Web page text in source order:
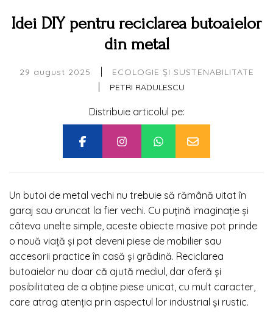
Idei DIY pentru reciclarea butoaielor
din metal
29 august 2025 ECOLOGIE ȘI SUSTENABILITATE
PETRI RADULESCU
Distribuie articolul pe:
Un butoi de metal vechi nu trebuie să rămână uitat în
garaj sau aruncat la fier vechi. Cu puțină imaginație și
câteva unelte simple, aceste obiecte masive pot prinde
o nouă viață și pot deveni piese de mobilier sau
accesorii practice în casă și grădină. Reciclarea
butoaielor nu doar că ajută mediul, dar oferă și
posibilitatea de a obține piese unicat, cu mult caracter,
care atrag atenția prin aspectul lor industrial și rustic.